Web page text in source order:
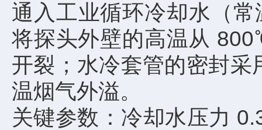
通入工业循环冷却水（
将探头外壁的高温从
开裂；水冷套管的密封
温烟气外溢。
关键参数：冷却水压力